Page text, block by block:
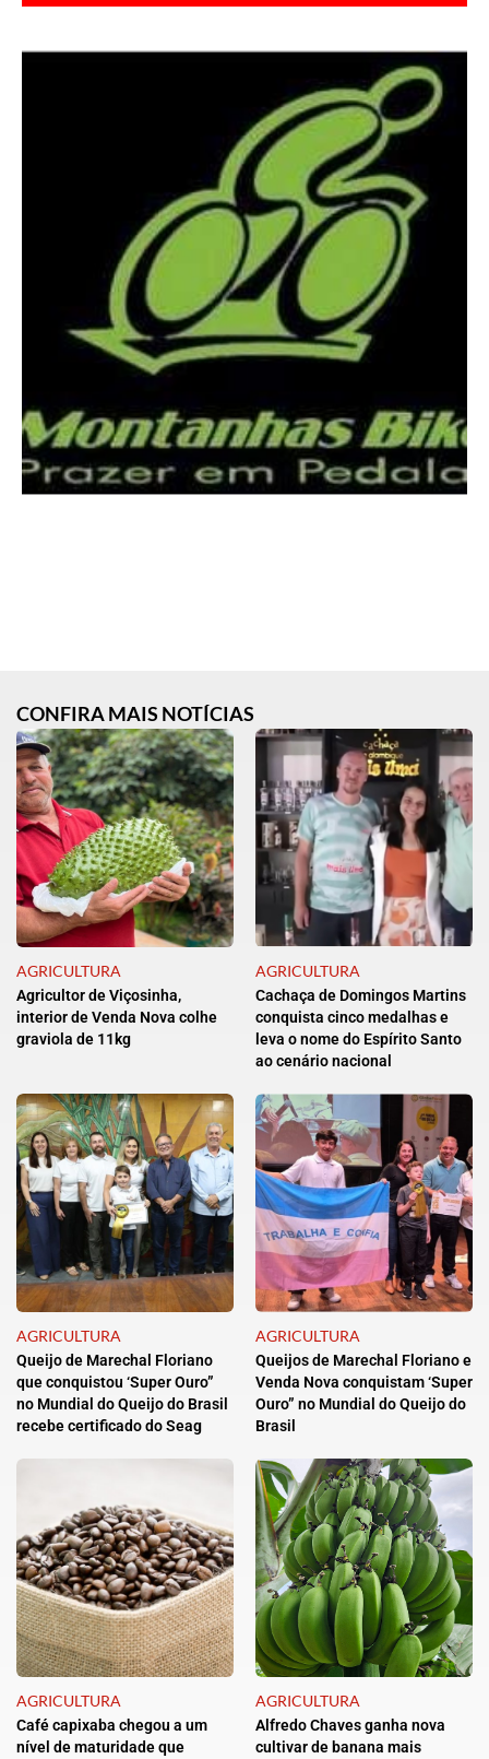
CONFIRA MAIS NOTÍCIAS
AGRICULTURA
Agricultor de Viçosinha,
interior de Venda Nova colhe
graviola de 11kg
AGRICULTURA
Cachaça de Domingos Martins
conquista cinco medalhas e
leva o nome do Espírito Santo
ao cenário nacional
AGRICULTURA
Queijo de Marechal Floriano
que conquistou ‘Super Ouro”
no Mundial do Queijo do Brasil
recebe certificado do Seag
AGRICULTURA
Queijos de Marechal Floriano e
Venda Nova conquistam ‘Super
Ouro” no Mundial do Queijo do
Brasil
AGRICULTURA
Café capixaba chegou a um
nível de maturidade que
AGRICULTURA
Alfredo Chaves ganha nova
cultivar de banana mais